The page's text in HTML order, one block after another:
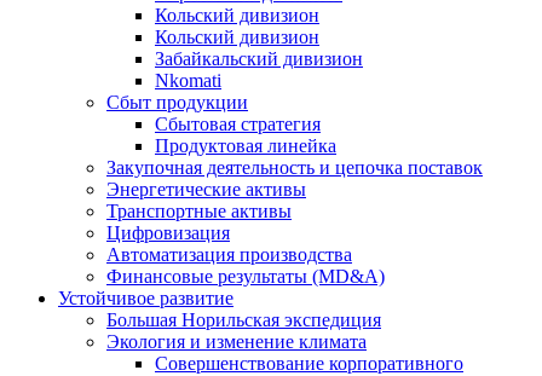
Кольский дивизион
Кольский дивизион
Забайкальский дивизион
Nkomati
Сбыт продукции
Сбытовая стратегия
Продуктовая линейка
Закупочная деятельность и цепочка поставок
Энергетические активы
Транспортные активы
Цифровизация
Автоматизация производства
Финансовые результаты (MD&A)
Устойчивое развитие
Большая Норильская экспедиция
Экология и изменение климата
Совершенствование корпоративного